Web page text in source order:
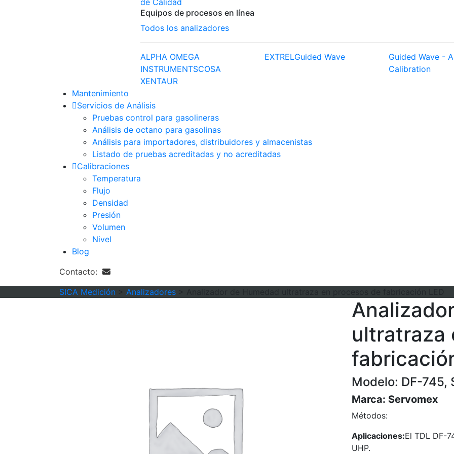
de Calidad
Equipos de procesos en línea
Todos los analizadores
ALPHA OMEGA
INSTRUMENTSCOSA
XENTAUR
EXTRELGuided Wave Guided Wave -
Calibration
Mantenimiento
Servicios de Análisis
Pruebas control para gasolineras
Análisis de octano para gasolinas
Análisis para importadores, distribuidores y almacenistas
Listado de pruebas acreditadas y no acreditadas
Calibraciones
Temperatura
Flujo
Densidad
Presión
Volumen
Nivel
Blog
Contacto:
SICA Medición
Analizadores
ultratraza
Modelo: DF-745,
Marca: Servomex
Métodos:
Aplicaciones:El TDL DF-
UHP.